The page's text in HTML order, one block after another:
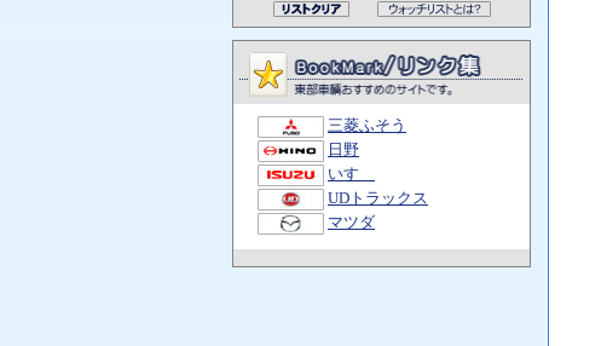
三菱ふそう
日野
いすゞ
UDトラックス
マツダ